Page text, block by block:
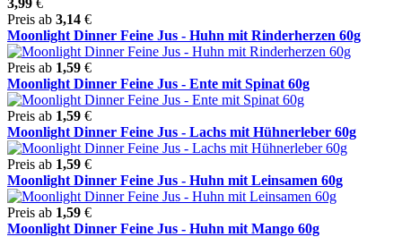
Preis ab 3,14 €
Moonlight Dinner Feine Jus - Huhn mit Rinderherzen 60g
Preis ab 1,59 €
Moonlight Dinner Feine Jus - Ente mit Spinat 60g
Preis ab 1,59 €
Moonlight Dinner Feine Jus - Lachs mit Hühnerleber 60g
Preis ab 1,59 €
Moonlight Dinner Feine Jus - Huhn mit Leinsamen 60g
Preis ab 1,59 €
Moonlight Dinner Feine Jus - Huhn mit Mango 60g